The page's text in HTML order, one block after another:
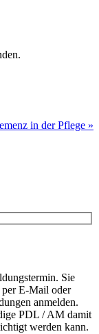
in der Pflege »
Sie
per E-Mail oder
anmelden.
PDL / AM damit
werden kann.